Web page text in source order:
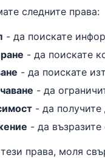
следните права:
- да поискате
- да поискате
- да поискате
- да
- да
- да
права, моля